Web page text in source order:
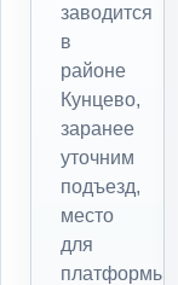
заводится
в
районе
Кунцево,
заранее
уточним
подъезд,
место
для
платформы